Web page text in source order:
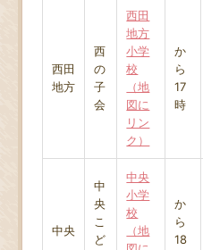
西田
地方
西
の
子
会
西田
地方
小学
校
（地
図に
リン
ク）
か
ら
17
時
中央
中
央
こ
ど
中央
小学
校
（地
か
ら
18